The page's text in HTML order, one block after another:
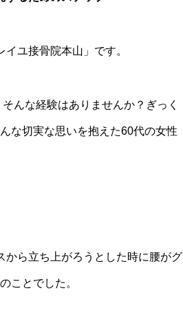
ユ接骨院本山」です。
んな経験はありませんか？ぎっく
な切実な思いを抱えた60代の女性
から立ち上がろうとした時に腰がグ
ことでした。